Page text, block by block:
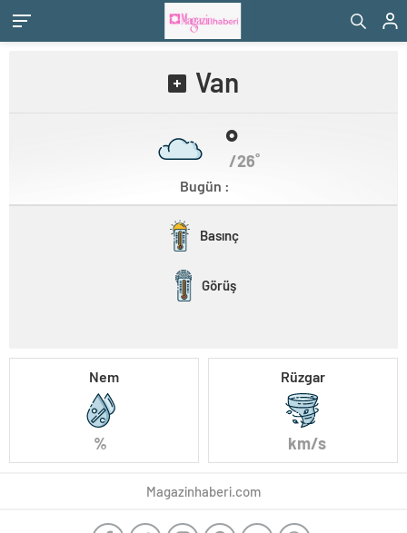
Van
˚
/26˚
Bugün :
Basınç
Görüş
Nem
%
Rüzgar
km/s
Magazinhaberi.com